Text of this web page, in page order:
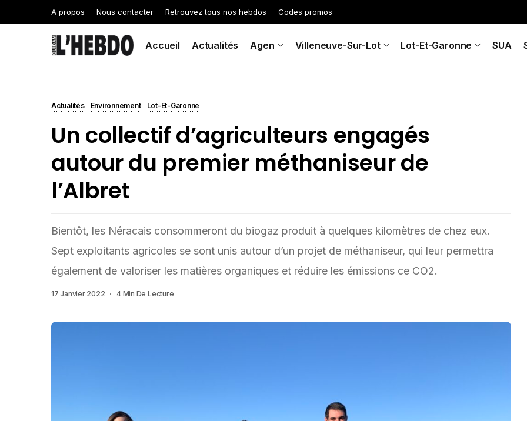
A propos Nous contacter Retrouvez tous nos hebdos Codes promos
Accueil Actualités Agen Villeneuve-Sur-Lot Lot-Et-Garonne SUA
Actualités Environnement Lot-Et-Garonne
Un collectif d’agriculteurs engagés
autour du premier méthaniseur de
l’Albret
Bientôt, les Néracais consommeront du biogaz produit à quelques kilomètres de chez eux.
Sept exploitants agricoles se sont unis autour d’un projet de méthaniseur, qui leur permettra
également de valoriser les matières organiques et réduire les émissions ce CO2.
17 Janvier 2022 4 Min De Lecture